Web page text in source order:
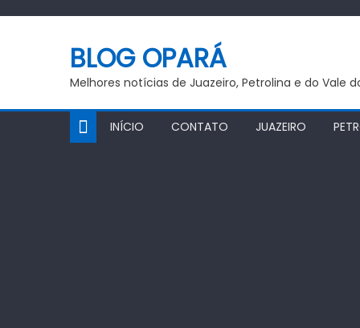
BLOG OPARÁ
Melhores notícias de Juazeiro, Petrolina e do Vale
INÍCIO CONTATO JUAZEIRO